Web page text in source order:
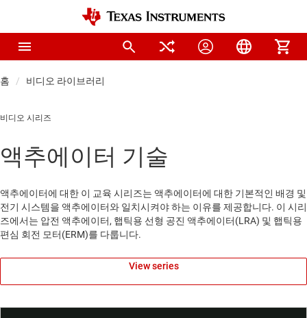
홈 비디오 라이브러리
비디오 시리즈
액추에이터 기술
액추에이터에 대한 이 교육 시리즈는 액추에이터에 대한 기본적인 배경 및
전기 시스템을 액추에이터와 일치시켜야 하는 이유를 제공합니다. 이 시리
즈에서는 압전 액추에이터, 햅틱용 선형 공진 액추에이터(LRA) 및 햅틱용
편심 회전 모터(ERM)를 다룹니다.
View series